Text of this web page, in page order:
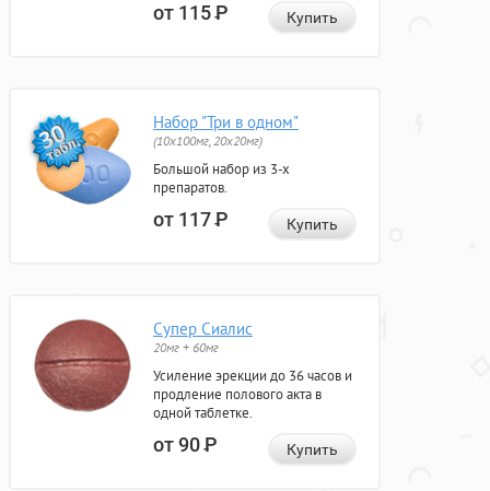
от 115Р Купить
Набор "Три в одном"
(10x100мг, 20x20мг)
Большой набор из 3-х
препаратов.
от 117Р Купить
Супер Сиалис
20мг + 60мг
Усиление эрекции до 36 часов и
продление полового акта в
одной таблетке.
от 90Р Купить